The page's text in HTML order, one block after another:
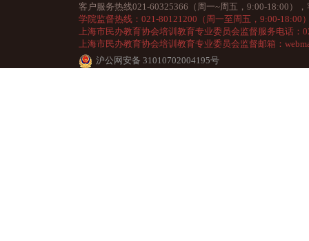
客户服务热线021-60325366（周一~周五，9:00-18:00）
学院监督热线：021-80121200（周一至周五，9:00-18:00
上海市民办教育协会培训教育专业委员会监督服务电话：
上海市民办教育协会培训教育专业委员会监督邮箱：
沪公网安备 31010702004195号